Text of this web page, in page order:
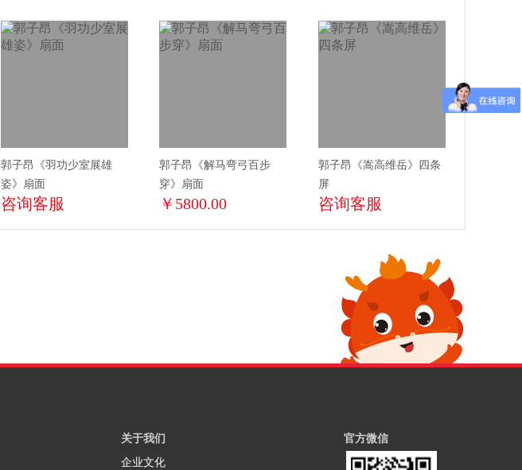
郭子昂《羽功少室展雄
姿》扇面
咨询客服
郭子昂《解马弯弓百步
穿》扇面
￥5800.00
郭子昂《嵩高维岳》四条
屏
咨询客服
关于我们
企业文化
官方微信